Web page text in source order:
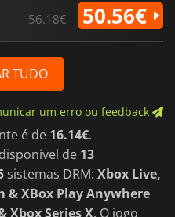
56.18€ 50.56€
TUDO
um erro ou feedback
é de 16.14€.
de 13
sistemas DRM: Xbox Live,
& XBox Play Anywhere
Xbox Series X. O jogo